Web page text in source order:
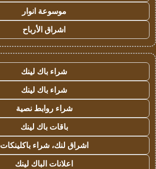
موسوعة انوار
اشراق الأرباح
شراء باك لينك
شراء باك لينك
شراء روابط نصية
باقات باك لينك
اشراق لنك، شراء باكلينكات
اعلانات الباك لينك